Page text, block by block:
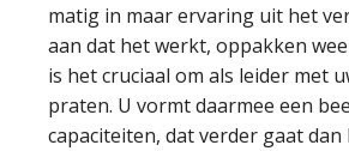
matig in maar ervaring uit het
aan dat het werkt, oppakken
is het cruciaal om als leider met
praten. U vormt daarmee een
capaciteiten, dat verder gaat dan